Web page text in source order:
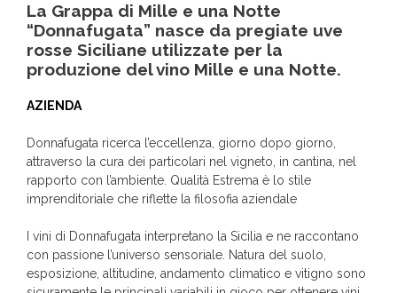
La Grappa di Mille e una Notte
“Donnafugata” nasce da pregiate uve
rosse Siciliane utilizzate per la
produzione del vino Mille e una Notte.
AZIENDA
Donnafugata ricerca l’eccellenza, giorno dopo giorno,
attraverso la cura dei particolari nel vigneto, in cantina, nel
rapporto con l’ambiente. Qualità Estrema è lo stile
imprenditoriale che riflette la filosofia aziendale
I vini di Donnafugata interpretano la Sicilia e ne raccontano
con passione l’universo sensoriale. Natura del suolo,
esposizione, altitudine, andamento climatico e vitigno sono